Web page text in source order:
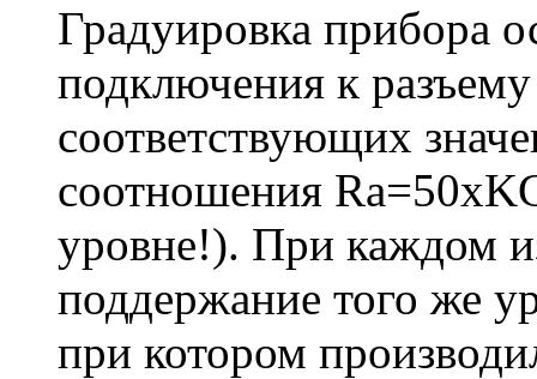
Градуировка прибора
подключения к
соответствующих
соотношения
уровне!). При каждом
поддержание того же
при котором